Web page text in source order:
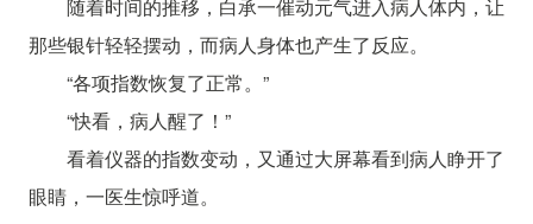
随着时间的推移，白承一催动元气进入病人体内，让
那些银针轻轻摆动，而病人身体也产生了反应。
“各项指数恢复了正常。”
“快看，病人醒了！”
看着仪器的指数变动，又通过大屏幕看到病人睁开了
眼睛，一医生惊呼道。